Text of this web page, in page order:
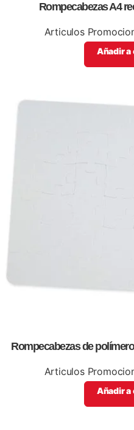
Rompecabezas A4
Articulos
Añadir
Rompecabezas de
Articulos
Añadir